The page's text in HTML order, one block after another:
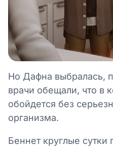
Но Дафна выбралась,
врачи обещали, что в
обойдется без
организма.
Беннет круглые сутки